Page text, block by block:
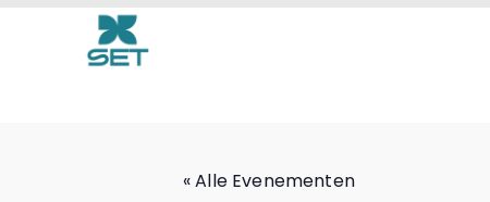
Taal Cafe Nederlands
« Alle Evenementen